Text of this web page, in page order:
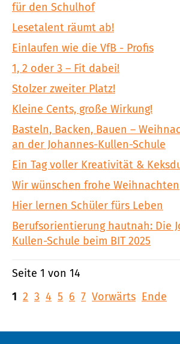
für den Schulhof
Lesetalent räumt ab!
Einlaufen wie die VfB - Profis
1, 2 oder 3 – Fit dabei!
Stolzer zweiter Platz!
Kleine Cents, große Wirkung!
Basteln, Backen, Bauen –
an der Johannes-Kullen-Schule
Ein Tag voller Kreativität &
Wir wünschen frohe Weihnachten
Hier lernen Schüler fürs Leben
Berufsorientierung hautnah: Die
Kullen-Schule beim BIT 2025
Seite 1 von 14
1 2 3 4 5 6 7 Vorwärts Ende